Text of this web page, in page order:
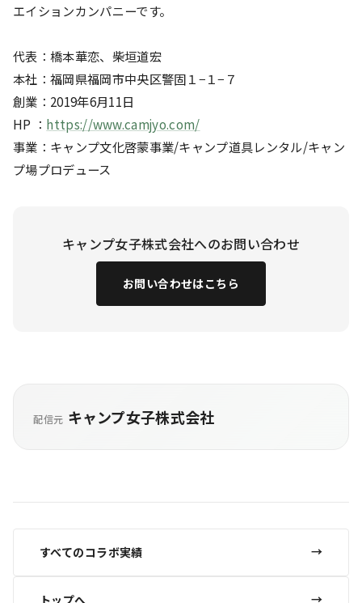
エイションカンパニーです。
代表：橋本華恋、柴垣道宏
本社：福岡県福岡市中央区警固１−１−７
創業：2019年6月11日
HP ： https://www.camjyo.com/
事業：キャンプ文化啓蒙事業/キャンプ道具レンタル/キャン
プ場プロデュース
キャンプ女子株式会社へのお問い合わせ
お問い合わせはこちら
配信元 キャンプ女子株式会社
すべてのコラボ実績
トップへ